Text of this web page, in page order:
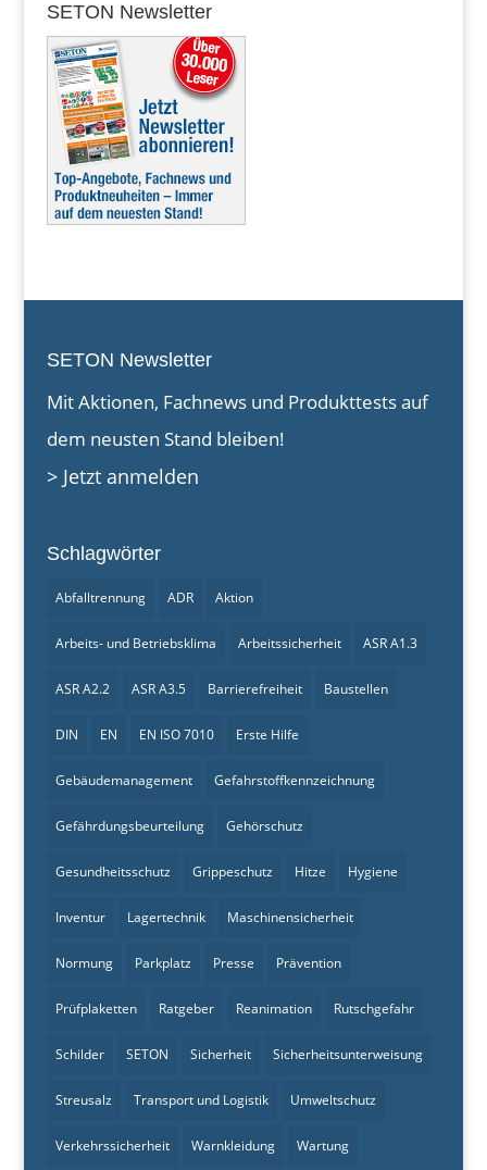
SETON Newsletter
SETON Newsletter
Mit Aktionen, Fachnews und Produkttests auf
dem neusten Stand bleiben!
> Jetzt anmelden
Schlagwörter
Abfalltrennung ADR Aktion
Arbeits- und Betriebsklima Arbeitssicherheit ASR A1.3
ASR A2.2 ASR A3.5 Barrierefreiheit Baustellen
DIN EN EN ISO 7010 Erste Hilfe
Gebäudemanagement Gefahrstoffkennzeichnung
Gefährdungsbeurteilung Gehörschutz
Gesundheitsschutz Grippeschutz Hitze Hygiene
Inventur Lagertechnik Maschinensicherheit
Normung Parkplatz Presse Prävention
Prüfplaketten Ratgeber Reanimation Rutschgefahr
Schilder SETON Sicherheit Sicherheitsunterweisung
Streusalz Transport und Logistik Umweltschutz
Verkehrssicherheit Warnkleidung Wartung